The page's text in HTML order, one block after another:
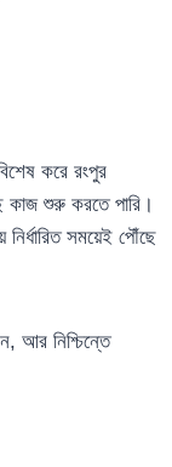
করে রংপুর
কাজ শুরু করতে পারি।
সময়েই পৌঁছে
আর নিশ্চিন্তে